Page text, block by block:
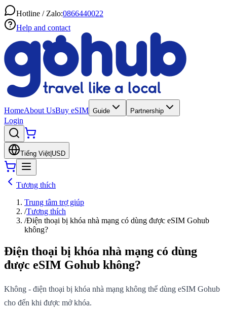
Hotline / Zalo:0866440022
Help and contact
HomeAbout UsBuy eSIM Guide Partnership
Login
Tiếng Việt USD
Tương thích
Trung tâm trợ giúp
/Tương thích
/Điện thoại bị khóa nhà mạng có dùng được eSIM Gohub
không?
Điện thoại bị khóa nhà mạng có dùng
được eSIM Gohub không?
Không - điện thoại bị khóa nhà mạng không thể dùng eSIM Gohub
cho đến khi được mở khóa.